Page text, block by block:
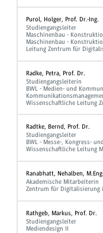
Purol, Holger, Prof. Dr.-Ing.
Studiengangsleiter
Maschinenbau -
Maschinenbau -
Leitung Zentrum für
Radke, Petra, Prof. Dr.
Studiengangsleiterin
BWL - Medien- und
Wissenschaftliche Leitung
Radtke, Bernd, Prof. Dr.
Studiengangsleiter
BWL - Messe-, Kongress-
Wissenschaftliche Leitung
Ranabhatt, Nehalben, M.Eng.
Akademische Mitarbeiterin
Zentrum für Digitalisierung
Rathgeb, Markus, Prof. Dr.
Studiengangsleiter
Mediendesign II